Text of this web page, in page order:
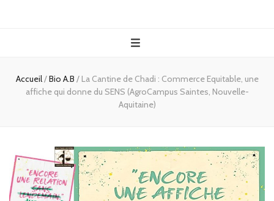
Accueil/Bio A.B / La Cantine de Chadi : Commerce Equitable, une
affiche qui donne du SENS (AgroCampus Saintes, Nouvelle-
Aquitaine)